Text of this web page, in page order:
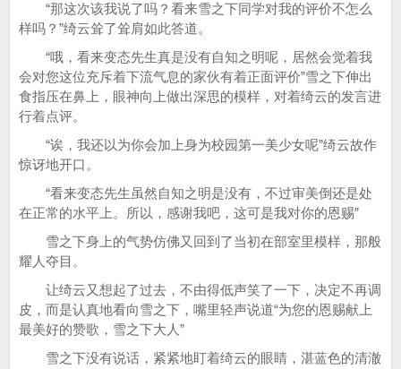
“那这次该我说了吗？看来雪之下同学对我的评价不怎么
样吗？”绮云耸了耸肩如此答道。
“哦，看来变态先生真是没有自知之明呢，居然会觉着我
会对您这位充斥着下流气息的家伙有着正面评价”雪之下伸出
食指压在鼻上，眼神向上做出深思的模样，对着绮云的发言进
行着点评。
“诶，我还以为你会加上身为校园第一美少女呢”绮云故作
惊讶地开口。
“看来变态先生虽然自知之明是没有，不过审美倒还是处
在正常的水平上。所以，感谢我吧，这可是我对你的恩赐”
雪之下身上的气势仿佛又回到了当初在部室里模样，那般
耀人夺目。
让绮云又想起了过去，不由得低声笑了一下，决定不再调
皮，而是认真地看向雪之下，嘴里轻声说道“为您的恩赐献上
最美好的赞歌，雪之下大人”
雪之下没有说话，紧紧地盯着绮云的眼睛，湛蓝色的清澈